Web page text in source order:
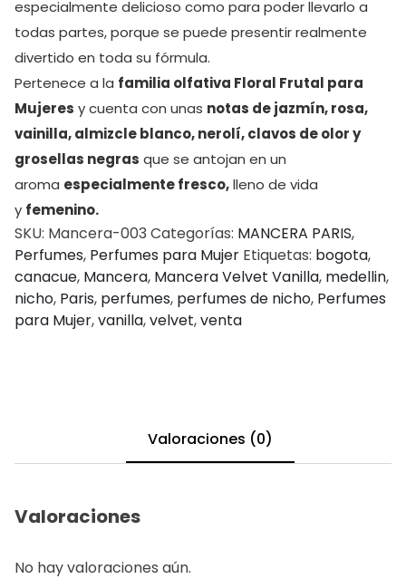
especialmente delicioso como para poder llevarlo a
todas partes, porque se puede presentir realmente
divertido en toda su fórmula.
Pertenece a la familia olfativa Floral Frutal para
Mujeres y cuenta con unas notas de jazmín, rosa,
vainilla, almizcle blanco, nerolí, clavos de olor y
grosellas negras que se antojan en un
aroma especialmente fresco,lleno de vida
y femenino.
SKU: Mancera-003 Categorías: MANCERA PARIS,
Perfumes, Perfumes para Mujer Etiquetas: bogota,
canacue, Mancera, Mancera Velvet Vanilla, medellin,
nicho, Paris, perfumes, perfumes de nicho, Perfumes
para Mujer,vanilla,velvet,venta
Valoraciones (0)
Valoraciones
No hay valoraciones aún.